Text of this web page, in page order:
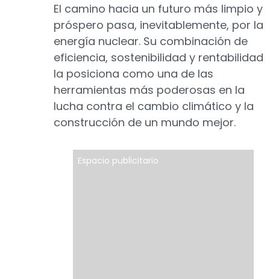
El camino hacia un futuro más limpio y
próspero pasa, inevitablemente, por la
energía nuclear. Su combinación de
eficiencia, sostenibilidad y rentabilidad
la posiciona como una de las
herramientas más poderosas en la
lucha contra el cambio climático y la
construcción de un mundo mejor.
Espacio publicitario